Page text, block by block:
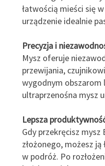
łatwością mieści się
urządzenie idealnie
Precyzja i
Mysz oferuje
przewijania,
wygodnym obszarom
ultraprzenośna mysz
Lepsza
Gdy przekręcisz
złożonego, możesz
w podróż. Po